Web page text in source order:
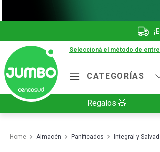
Seleccioná el método de
CATEGORÍAS
Regalos 🧸
Almacén Panificados Integral y
2.